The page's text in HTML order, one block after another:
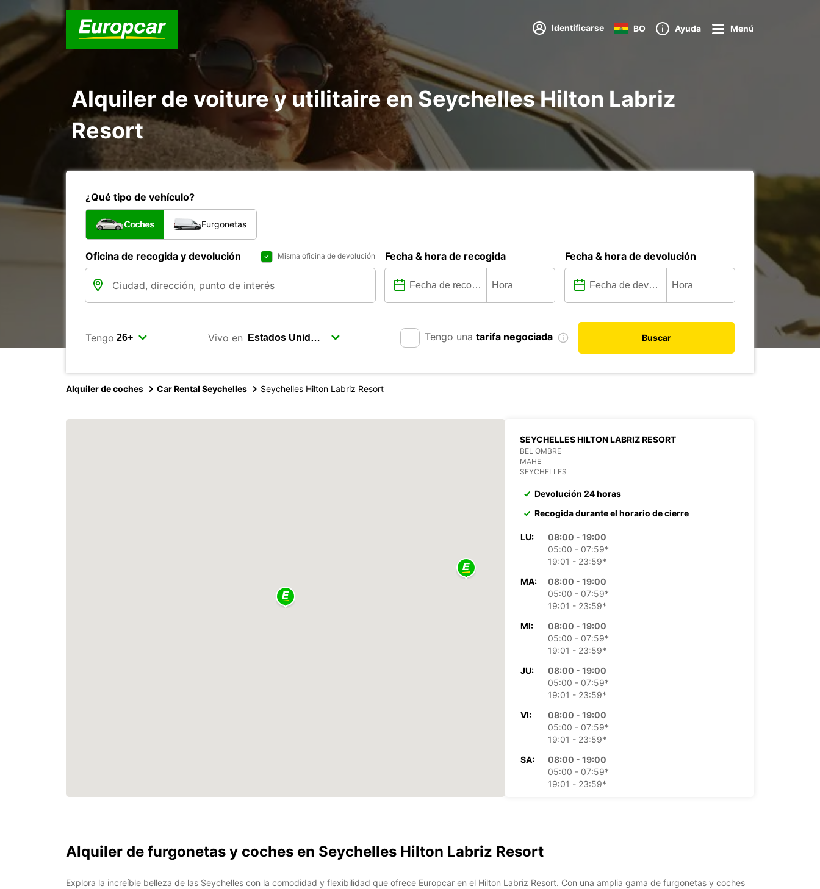
Identificarse BO Ayuda Menú
Alquiler de voiture y utilitaire en Seychelles Hilton Labriz
Resort
¿Qué tipo de vehículo?
Coches Furgonetas
Oficina de recogida y devolución Misma oficina de devolución Fecha & hora de recogida Fecha & hora de devolución
Tengo Vivo en Tengo una tarifa negociada Buscar
Alquiler de coches Car Rental Seychelles Seychelles Hilton Labriz Resort
SEYCHELLES HILTON LABRIZ RESORT
BEL OMBRE
MAHE
SEYCHELLES
Devolución 24 horas
Recogida durante el horario de cierre
LU:
08:00 - 19:00
05:00 - 07:59*
19:01 - 23:59*
MA:
08:00 - 19:00
05:00 - 07:59*
19:01 - 23:59*
MI:
08:00 - 19:00
05:00 - 07:59*
19:01 - 23:59*
JU:
08:00 - 19:00
05:00 - 07:59*
19:01 - 23:59*
VI:
08:00 - 19:00
05:00 - 07:59*
19:01 - 23:59*
SA:
08:00 - 19:00
05:00 - 07:59*
19:01 - 23:59*
*Con cargos extras
Estos horarios de apertura pueden variar debido a los
Alquiler de furgonetas y coches en Seychelles Hilton Labriz Resort
Explora la increíble belleza de las Seychelles con la comodidad y flexibilidad que ofrece Europcar en el Hilton Labriz Resort. Con una amplia gama de furgonetas y coches